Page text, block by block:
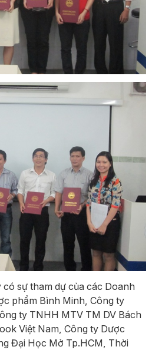
sự tham dự của các Doanh
phẩm Bình Minh, Công ty
ty TNHH MTV TM DV Bách
Việt Nam, Công ty Dược
Đại Học Mở Tp.HCM, Thời